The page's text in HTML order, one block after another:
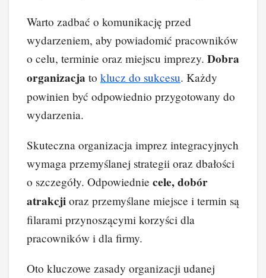
Warto zadbać o komunikację przed
wydarzeniem, aby powiadomić pracowników
o celu, terminie oraz miejscu imprezy. Dobra
organizacja to klucz do sukcesu. Każdy
powinien być odpowiednio przygotowany do
wydarzenia.
Skuteczna organizacja imprez integracyjnych
wymaga przemyślanej strategii oraz dbałości
o szczegóły. Odpowiednie cele, dobór
atrakcji oraz przemyślane miejsce i termin są
filarami przynoszącymi korzyści dla
pracowników i dla firmy.
Oto kluczowe zasady organizacji udanej